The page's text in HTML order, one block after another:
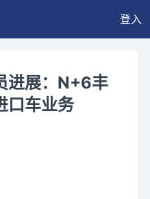
登入
进展：N+6丰
口车业务